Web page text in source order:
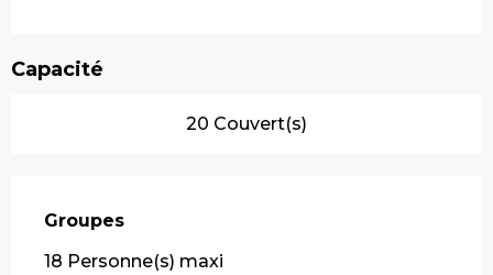
Capacité
20 Couvert(s)
Groupes
Groupes
18 Personne(s) maxi